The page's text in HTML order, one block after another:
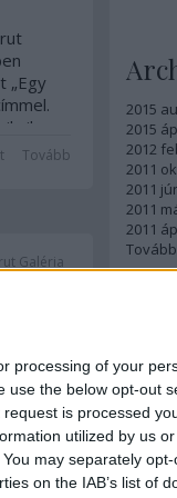
processing of your
use the below opt-out
is processed
utilized by us
may separately
on the IAB’s list of
„Egy
ígyTovább
Galéria
ad a
a
2015
2015
2012
2011
2011
2011
2011
Tovább
Atom